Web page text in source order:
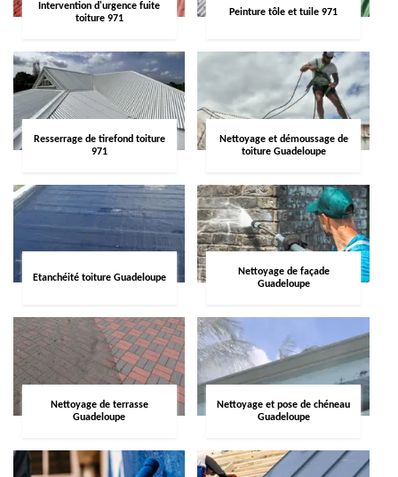
Intervention d'urgence fuite
toiture 971
Peinture tôle et tuile 971
Resserrage de tirefond toiture
971
Nettoyage et démoussage de
toiture Guadeloupe
Etanchéité toiture Guadeloupe
Nettoyage de façade
Guadeloupe
Nettoyage de terrasse
Guadeloupe
Nettoyage et pose de chéneau
Guadeloupe